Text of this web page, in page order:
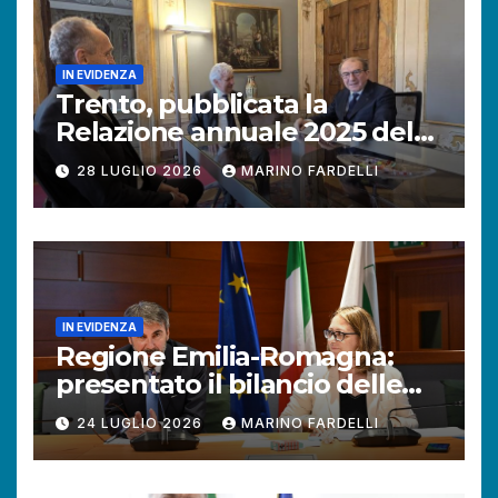
IN EVIDENZA
Trento, pubblicata la
Relazione annuale 2025 del
Difensore civico della
Provincia autonoma.
28 LUGLIO 2026 MARINO FARDELLI
IN EVIDENZA
Regione Emilia-Romagna:
presentato il bilancio delle
attività del Difensore civico.
Aumentano le richieste dei
cittadini.
24 LUGLIO 2026 MARINO FARDELLI